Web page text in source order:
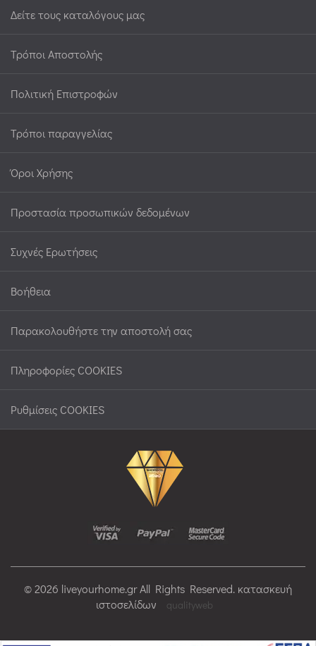
Δείτε τους καταλόγους μας
Τρόποι Αποστολής
Πολιτική Επιστροφών
Τρόποι παραγγελίας
Όροι Χρήσης
Προστασία προσωπικών δεδομένων
Συχνές Ερωτήσεις
Βοήθεια
Παρακολουθήστε την αποστολή σας
Πληροφορίες COOKIES
Ρυθμίσεις COOKIES
© 2026 liveyourhome.gr All Rights Reserved. κατασκευή
ιστοσελίδων
qualityweb